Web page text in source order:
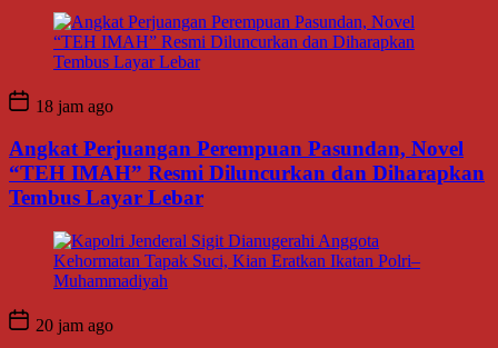
18 jam ago
Angkat Perjuangan Perempuan Pasundan, Novel
“TEH IMAH” Resmi Diluncurkan dan Diharapkan
Tembus Layar Lebar
20 jam ago